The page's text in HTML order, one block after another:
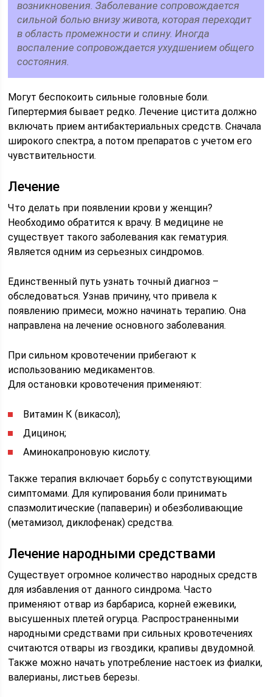
возникновения. Заболевание сопровождается
сильной болью внизу живота, которая переходит
в область промежности и спину. Иногда
воспаление сопровождается ухудшением общего
состояния.
Могут беспокоить сильные головные боли.
Гипертермия бывает редко. Лечение цистита должно
включать прием антибактериальных средств. Сначала
широкого спектра, а потом препаратов с учетом его
чувствительности.
Лечение
Что делать при появлении крови у женщин?
Необходимо обратится к врачу. В медицине не
существует такого заболевания как гематурия.
Является одним из серьезных синдромов.
Единственный путь узнать точный диагноз –
обследоваться. Узнав причину, что привела к
появлению примеси, можно начинать терапию. Она
направлена на лечение основного заболевания.
При сильном кровотечении прибегают к
использованию медикаментов.
Для остановки кровотечения применяют:
Витамин К (викасол);
Дицинон;
Аминокапроновую кислоту.
Также терапия включает борьбу с сопутствующими
симптомами. Для купирования боли принимать
спазмолитические (папаверин) и обезболивающие
(метамизол, диклофенак) средства.
Лечение народными средствами
Существует огромное количество народных средств
для избавления от данного синдрома. Часто
применяют отвар из барбариса, корней ежевики,
высушенных плетей огурца. Распространенными
народными средствами при сильных кровотечениях
считаются отвары из гвоздики, крапивы двудомной.
Также можно начать употребление настоек из фиалки,
валерианы, листьев березы.